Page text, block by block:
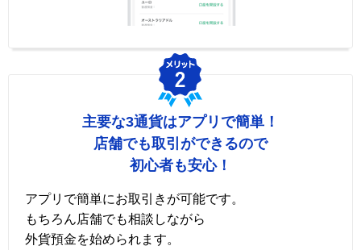
主要な3通貨はアプリで簡単！
店舗でも取引ができるので
初心者も安心！
アプリで簡単にお取引きが可能です。
もちろん店舗でも相談しながら
外貨預金を始められます。